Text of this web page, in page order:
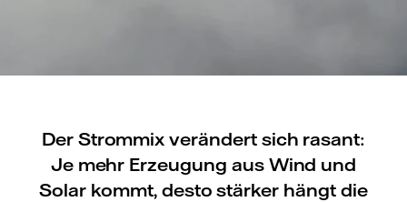
Der Strommix verändert sich rasant:
Je mehr Erzeugung aus Wind und
Solar kommt, desto stärker hängt die